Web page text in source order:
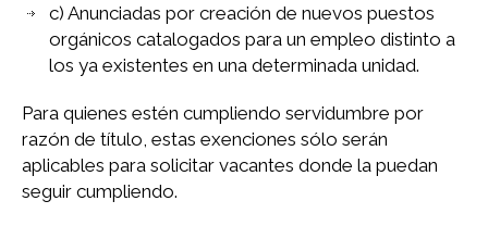
c) Anunciadas por creación de nuevos puestos
orgánicos catalogados para un empleo distinto a
los ya existentes en una determinada unidad.
Para quienes estén cumpliendo servidumbre por
razón de título, estas exenciones sólo serán
aplicables para solicitar vacantes donde la puedan
seguir cumpliendo.